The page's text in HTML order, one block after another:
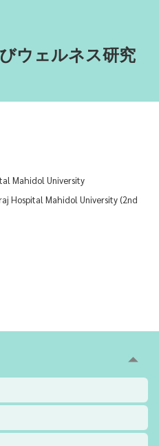
ウェルネス研究
Mahidol University
Hospital Mahidol University (2nd